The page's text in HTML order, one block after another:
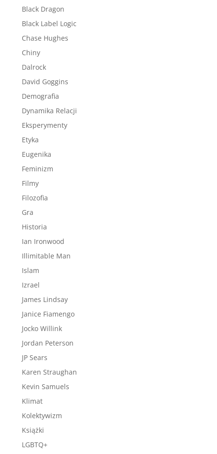
Black Dragon
Black Label Logic
Chase Hughes
Chiny
Dalrock
David Goggins
Demografia
Dynamika Relacji
Eksperymenty
Etyka
Eugenika
Feminizm
Filmy
Filozofia
Gra
Historia
Ian Ironwood
Illimitable Man
Islam
Izrael
James Lindsay
Janice Fiamengo
Jocko Willink
Jordan Peterson
JP Sears
Karen Straughan
Kevin Samuels
Klimat
Kolektywizm
Książki
LGBTQ+